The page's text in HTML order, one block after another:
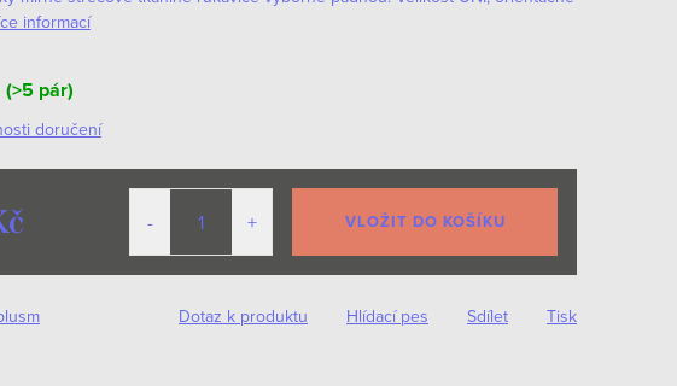
informací
(>5 pár)
doručení
VLOŽIT DO KOŠÍKU
Tisk
Dotaz k produktu Hlídací pes Sdílet